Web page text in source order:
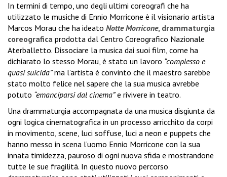
In termini di tempo, uno degli ultimi coreografi che ha
utilizzato le musiche di Ennio Morricone è il visionario artista
Marcos Morau che ha ideato Notte Morricone, drammaturgia
coreografica prodotta dal Centro Coreografico Nazionale
Aterballetto. Dissociare la musica dai suoi film, come ha
dichiarato lo stesso Morau, è stato un lavoro “complesso e
quasi suicida”ma l’artista è convinto che il maestro sarebbe
stato molto felice nel sapere che la sua musica avrebbe
potuto “emanciparsi dal cinema”e rivivere in teatro.
Una drammaturgia accompagnata da una musica disgiunta da
ogni logica cinematografica in un processo arricchito da corpi
in movimento, scene, luci soffuse, luci a neon e puppets che
hanno messo in scena l’uomo Ennio Morricone con la sua
innata timidezza, pauroso di ogni nuova sfida e mostrandone
tutte le sue fragilità. In questo nuovo percorso